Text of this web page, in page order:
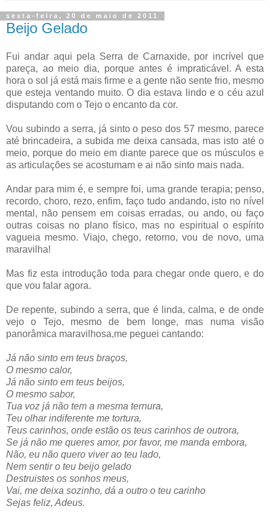
sexta-feira, 20 de maio de 2011
Beijo Gelado
Fui andar aqui pela Serra de Carnaxide, por incrível que
pareça, ao meio dia, porque antes é impraticável. A esta
hora o sol já está mais firme e a gente não sente frio, mesmo
que esteja ventando muito. O dia estava lindo e o céu azul
disputando com o Tejo o encanto da cor.
Vou subindo a serra, já sinto o peso dos 57 mesmo, parece
até brincadeira, a subida me deixa cansada, mas isto até o
meio, porque do meio em diante parece que os músculos e
as articulações se acostumam e ai não sinto mais nada.
Andar para mim é, e sempre foi, uma grande terapia; penso,
recordo, choro, rezo, enfim, faço tudo andando, isto no nível
mental, não pensem em coisas erradas, ou ando, ou faço
outras coisas no plano físico, mas no espiritual o espírito
vagueia mesmo. Viajo, chego, retorno, vou de novo, uma
maravilha!
Mas fiz esta introdução toda para chegar onde quero, e do
que vou falar agora.
De repente, subindo a serra, que é linda, calma, e de onde
vejo o Tejo, mesmo de bem longe, mas numa visão
panorâmica maravilhosa,me peguei cantando:
Já não sinto em teus braços,
O mesmo calor,
Já não sinto em teus beijos,
O mesmo sabor,
Tua voz já não tem a mesma ternura,
Teu olhar indiferente me tortura,
Teus carinhos, onde estão os teus carinhos de outrora,
Se já não me queres amor, por favor, me manda embora,
Não, eu não quero viver ao teu lado,
Nem sentir o teu beijo gelado
Destruistes os sonhos meus,
Vai, me deixa sozinho, dá a outro o teu carinho
Sejas feliz, Adeus.